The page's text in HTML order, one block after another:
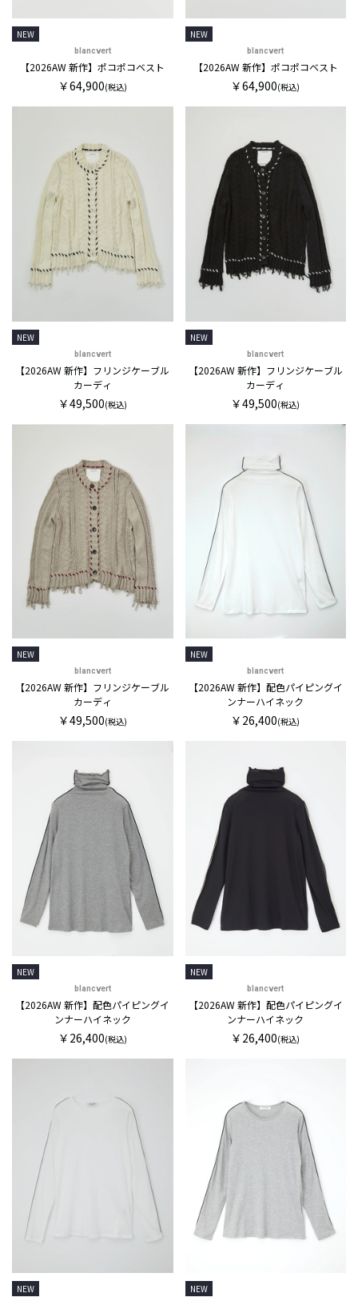
NEW
blancvert
【2026AW 新作】ポコポコベスト
￥64,900(税込)
NEW
blancvert
【2026AW 新作】ポコポコベスト
￥64,900(税込)
NEW
blancvert
【2026AW 新作】フリンジケーブル
カーディ
￥49,500(税込)
NEW
blancvert
【2026AW 新作】フリンジケーブル
カーディ
￥49,500(税込)
NEW
blancvert
【2026AW 新作】フリンジケーブル
カーディ
￥49,500(税込)
NEW
blancvert
【2026AW 新作】配色パイピングイ
ンナーハイネック
￥26,400(税込)
NEW
blancvert
【2026AW 新作】配色パイピングイ
ンナーハイネック
￥26,400(税込)
NEW
blancvert
【2026AW 新作】配色パイピングイ
ンナーハイネック
￥26,400(税込)
NEW NEW